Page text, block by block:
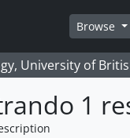
Browse
University of
1